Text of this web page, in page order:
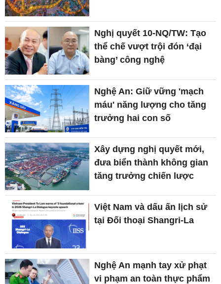
Nghị quyết 10-NQ/TW: Tạo
thể chế vượt trội đón ‘đại
bàng’ công nghệ
Nghệ An: Giữ vững 'mạch
máu' năng lượng cho tăng
trưởng hai con số
Xây dựng nghị quyết mới,
đưa biển thành không gian
tăng trưởng chiến lược
Việt Nam và dấu ấn lịch sử
tại Đối thoại Shangri-La
Nghệ An mạnh tay xử phạt
vi phạm an toàn thực phẩm